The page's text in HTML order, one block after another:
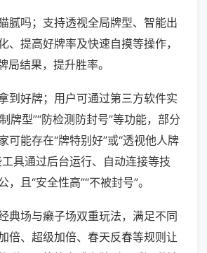
腻吗；支持透视全局牌型、智能出
、提高好牌率及快速自摸等操作，
局结果，提升胜率。
到好牌；用户可通过第三方软件实
牌型”“防检测防封号”等功能，部分
可能存在“牌特别好”或“透视他人牌
具通过后台运行、自动连接等技
且“安全性高”“不被封号”。
典场与癞子场双重玩法，满足不同
倍、超级加倍、春天反春等规则让